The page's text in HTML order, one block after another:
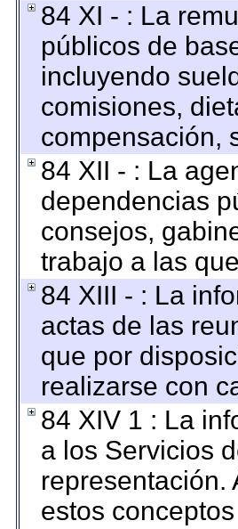
84 XI - : La
públicos de
incluyendo
comisiones,
compensación,
84 XII - : La
dependencias
consejos,
trabajo a las
84 XIII - : La
actas de las
que por
realizarse con
84 XIV 1 : La
a los Servicios
representación.
estos